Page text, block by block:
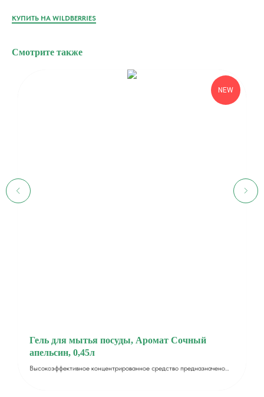
КУПИТЬ НА WILDBERRIES
Смотрите также
NEW
Гель для мытья посуды, Аромат Сочный
апельсин, 0,45л
Высокоэффективное концентрированное средство предназначено